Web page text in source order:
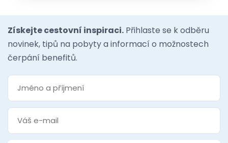
Získejte cestovní inspiraci. Přihlaste se k odběru
novinek, tipů na pobyty a informací o možnostech
čerpání benefitů.